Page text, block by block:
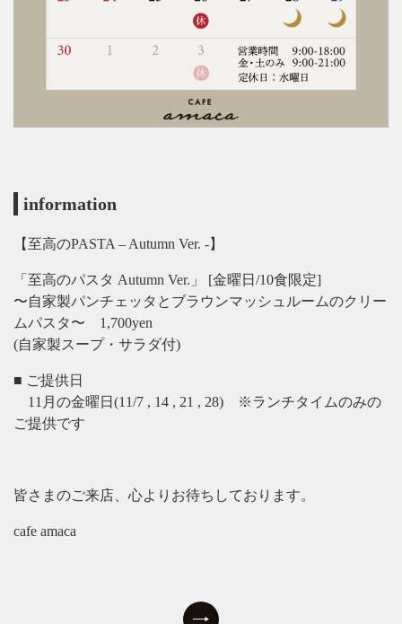
information
【至高のPASTA – Autumn Ver. -】
「至高のパスタ Autumn Ver.」 [金曜日/10食限定]
〜自家製パンチェッタとブラウンマッシュルームのクリー
ムパスタ〜 1,700yen
(自家製スープ・サラダ付)
■ ご提供日
11月の金曜日(11/7 , 14 , 21 , 28) ※ランチタイムのみの
ご提供です
皆さまのご来店、心よりお待ちしております。
cafe amaca